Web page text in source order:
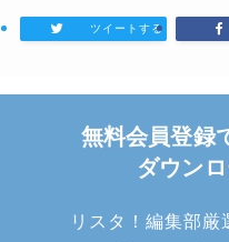
ツイートする
無料会員登録
ダウン
リスタ！編集部厳